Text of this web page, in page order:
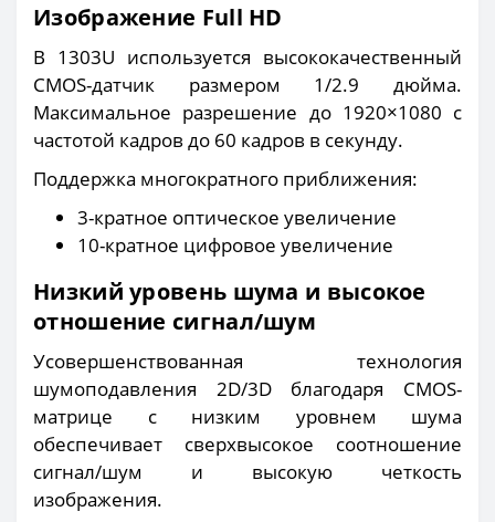
Изображение Full HD
В 1303U используется высококачественный
CMOS-датчик размером 1/2.9 дюйма.
Максимальное разрешение до 1920×1080 с
частотой кадров до 60 кадров в секунду.
Поддержка многократного приближения:
3-кратное оптическое увеличение
10-кратное цифровое увеличение
Низкий уровень шума и высокое
отношение сигнал/шум
Усовершенствованная технология
шумоподавления 2D/3D благодаря CMOS-
матрице с низким уровнем шума
обеспечивает сверхвысокое соотношение
сигнал/шум и высокую четкость
изображения.